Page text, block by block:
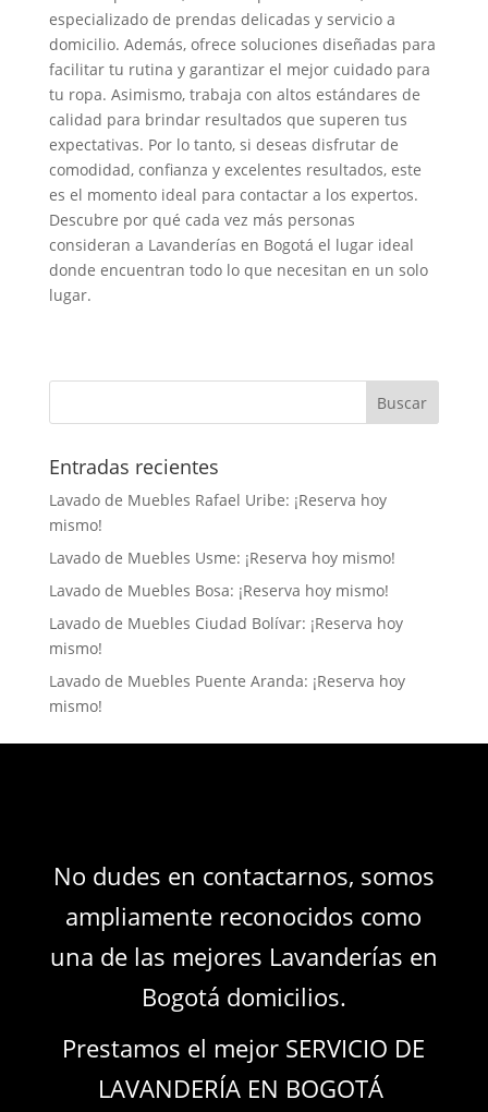
especializado de prendas delicadas y servicio a
domicilio. Además, ofrece soluciones diseñadas para
facilitar tu rutina y garantizar el mejor cuidado para
tu ropa. Asimismo, trabaja con altos estándares de
calidad para brindar resultados que superen tus
expectativas. Por lo tanto, si deseas disfrutar de
comodidad, confianza y excelentes resultados, este
es el momento ideal para contactar a los expertos.
Descubre por qué cada vez más personas
consideran a Lavanderías en Bogotá el lugar ideal
donde encuentran todo lo que necesitan en un solo
lugar.
Entradas recientes
Lavado de Muebles Rafael Uribe: ¡Reserva hoy
mismo!
Lavado de Muebles Usme: ¡Reserva hoy mismo!
Lavado de Muebles Bosa: ¡Reserva hoy mismo!
Lavado de Muebles Ciudad Bolívar: ¡Reserva hoy
mismo!
Lavado de Muebles Puente Aranda: ¡Reserva hoy
mismo!
No dudes en contactarnos, somos
ampliamente reconocidos como
una de las mejores Lavanderías en
Bogotá domicilios.
Prestamos el mejor SERVICIO DE
LAVANDERÍA EN BOGOTÁ